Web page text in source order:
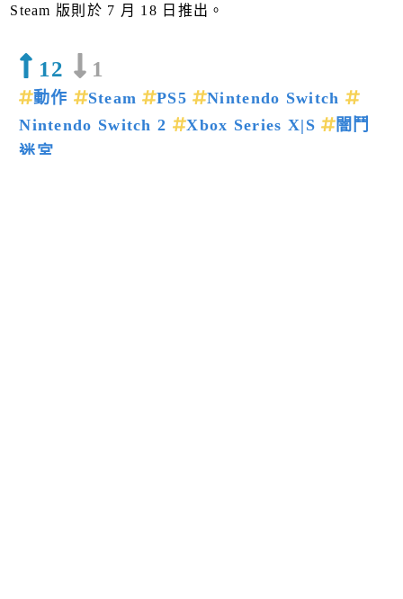
Steam 版則於 7 月 18 日推出。
12 1
動作 Steam PS5
Nintendo Switch
Nintendo Switch 2
Xbox Series X|S
闇鬥
迷宮